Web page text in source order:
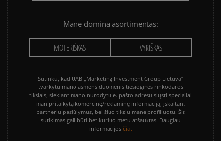
Mane domina asortimentas:
MOTERIŠKAS VYRIŠKAS
Sutinku, kad UAB „Marketing Investment Group Lietuva“
tvarkytų mano asmens duomenis tiesioginės rinkodaros
tikslais, siekiant mano nurodytu e. pašto adresu siųsti specialiai
man pritaikytą komercinę/reklaminę informaciją, įskaitant
partnerių pasiūlymus, bei šiuo tikslu mane profiliuotų. Šis
sutikimas gali būti bet kuriuo metu atšauktas. Daugiau
informacijos čia.